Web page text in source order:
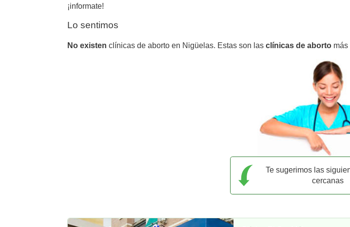
¡informate!
Lo sentimos
No existen clínicas de aborto en Nigüelas. Estas son las clínicas de aborto
Te sugerimos las
cercanas